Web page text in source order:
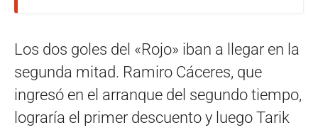
Los dos goles del «Rojo» iban a llegar en la
segunda mitad. Ramiro Cáceres, que
ingresó en el arranque del segundo tiempo,
lograría el primer descuento y luego Tarik